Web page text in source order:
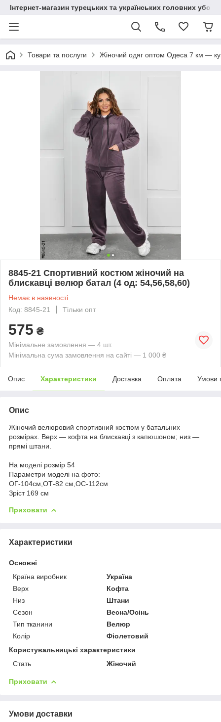
Інтернет-магазин турецьких та українських головних
Товари та послуги Жіночий одяг оптом Одеса 7 км —
8845-21 Спортивний костюм жіночий на
блискавці велюр батал (4 од: 54,56,58,60)
Немає в наявності
Код: 8845-21
Тільки опт
575 ₴
Мінімальне замовлення — 4 шт.
Мінімальна сума замовлення на сайті — 1 000 ₴
Опис Характеристики Доставка Оплата Умови
Опис
Жіночий велюровий спортивний костюм у батальних
розмірах. Верх — кофта на блискавці з капюшоном; низ —
прямі штани.
На моделі розмір 54
Параметри моделі на фото:
ОГ-104см,ОТ-82 см,ОС-112см
Зріст 169 см
Приховати
Характеристики
Основні
Країна виробник
Україна
Верх
Кофта
Низ
Штани
Сезон
Весна/Осінь
Тип тканини
Велюр
Колір
Фіолетовий
Користувальницькі характеристики
Стать
Жіночий
Приховати
Умови доставки